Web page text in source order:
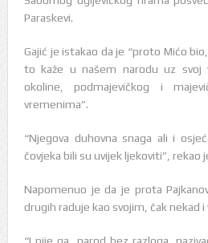
Paraskevi.
Gajić je istakao da je “proto Mićo
to kaže u našem narodu uz svoj
okoline, podmajevičkog i
vremenima”.
“Njegova duhovna snaga ali i
čovjeka bili su uvijek ljekoviti”, rekao
Napomenuo je da je prota
drugih raduje kao svojim, čak nekad i
“I nije ga, narod bez razloga,